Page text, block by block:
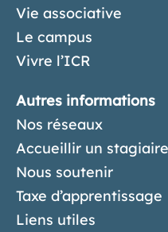
Vie associative
Le campus
Vivre l’ICR
Autres informations
Nos réseaux
Accueillir un
Nous soutenir
Taxe d’apprentissage
Liens utiles